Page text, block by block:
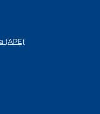
(APE)